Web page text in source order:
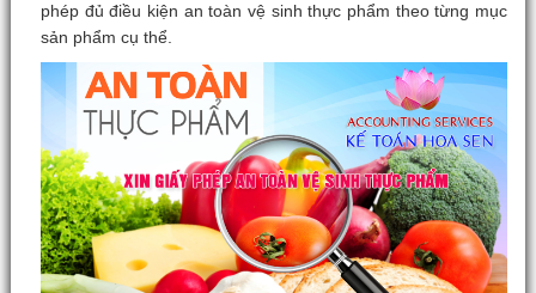
phép đủ điều kiện an toàn vệ sinh thực phẩm theo từng mục
sản phẩm cụ thể.